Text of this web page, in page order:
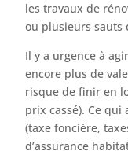
les travaux de
ou plusieurs sauts
Il y a urgence à
encore plus de
risque de finir en
prix cassé). Ce
(taxe foncière,
d’assurance